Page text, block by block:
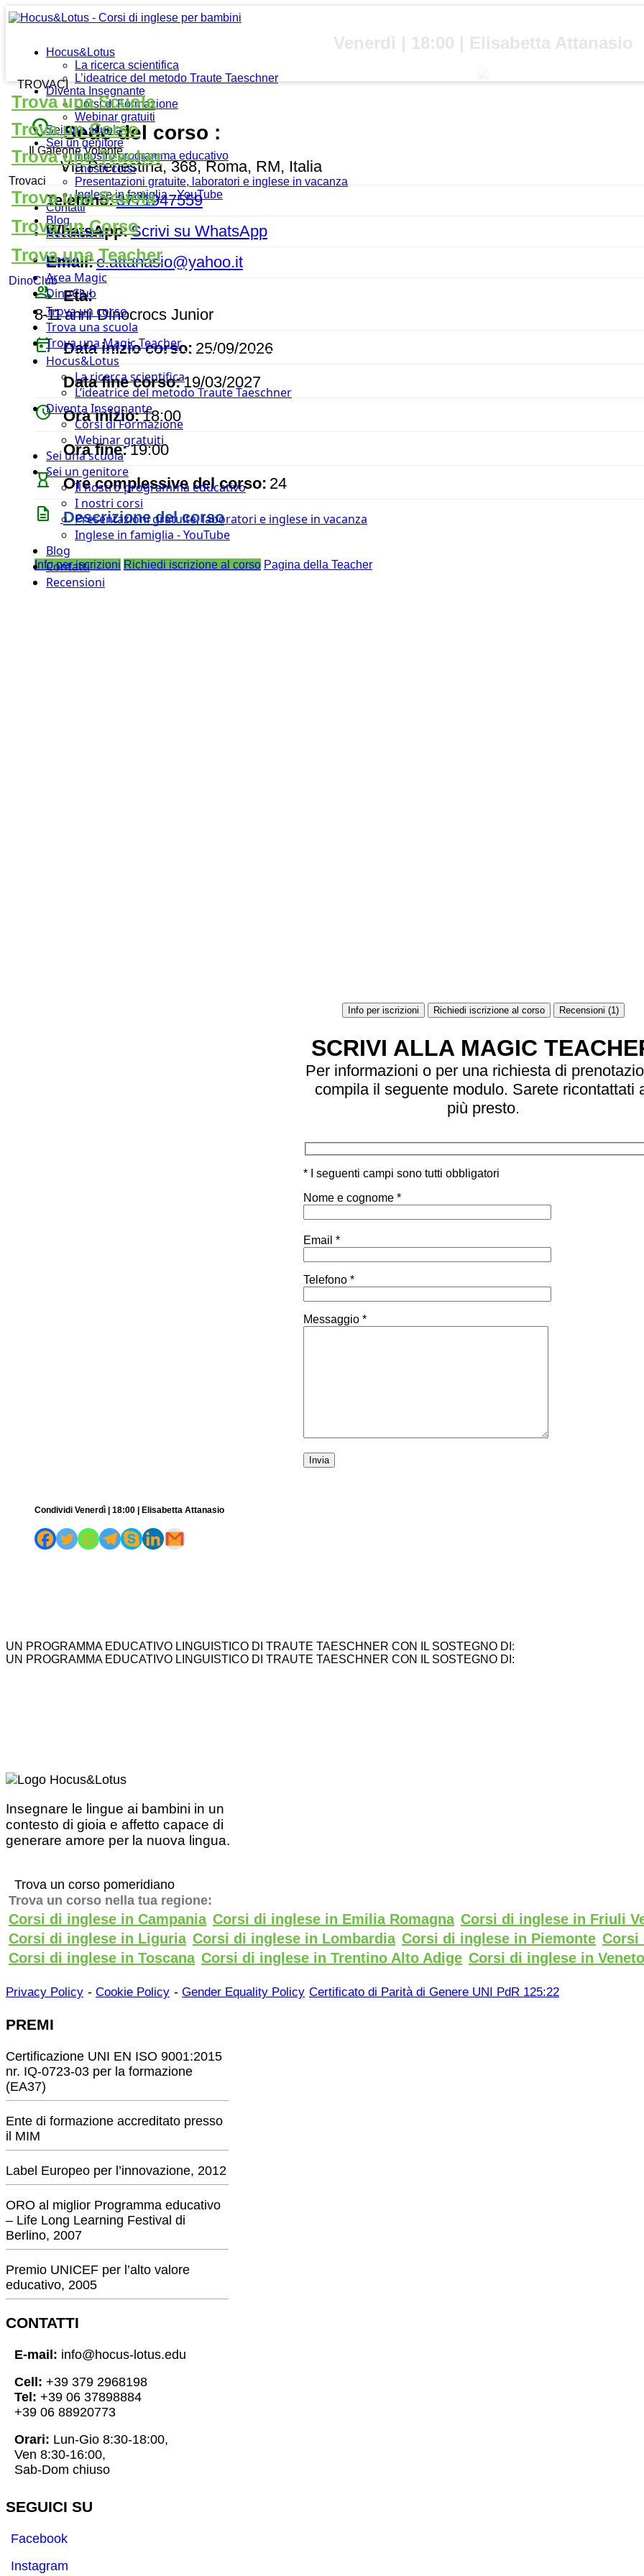
Hocus&Lotus
La ricerca scientifica
L’ideatrice del metodo Traute Taeschner
Diventa Insegnante
Corsi di Formazione
Webinar gratuiti
Sei una scuola
Sei un genitore
Il nostro programma educativo
I nostri corsi
Presentazioni gratuite, laboratori e inglese in vacanza
Inglese in famiglia - YouTube
Contatti
Blog
Recensioni
Home
Area Magic
DinoClub
Trova un corso
Trova una scuola
Trova una Magic Teacher
Hocus&Lotus
La ricerca scientifica
L’ideatrice del metodo Traute Taeschner
Diventa Insegnante
Corsi di Formazione
Webinar gratuiti
Sei una scuola
Sei un genitore
Il nostro programma educativo
I nostri corsi
Presentazioni gratuite, laboratori e inglese in vacanza
Inglese in famiglia - YouTube
Blog
Contatti
Recensioni
TROVACI
Trova una Scuola
Trova un Corso
Trova una Teacher
Trovaci
Trova una Scuola
Trova un Corso
Trova una Teacher
DinoClub
Venerdì | 18:00 | Elisabetta Attanasio
place Sede del corso :
Il Galeone Volante
Via Prenestina, 368, Roma, RM, Italia
Telefono:3771947559
WhatsApp:Scrivi su WhatsApp
Email:e.attanasio@yahoo.it
people_outline
Età:
8-11 anni Dinocrocs Junior
today Data inizio corso: 25/09/2026
Data fine corso:19/03/2027
watch_later Ora inizio:18:00
timer Ora fine:19:00
hourglass_empty Ore complessive del corso: 24
description Descrizione del corso
Info per iscrizioni Richiedi iscrizione al corso Pagina della Teacher
Info per iscrizioni Richiedi iscrizione al corso Recensioni (1)
SCRIVI ALLA MAGIC
Per informazioni o per una richiesta di
compila il seguente modulo. Sarete ricontattati
più presto.
* I seguenti campi sono tutti obbligatori
Nome e cognome *
Email *
Telefono *
Messaggio *
Condividi Venerdì | 18:00 | Elisabetta Attanasio
UN PROGRAMMA EDUCATIVO LINGUISTICO DI TRAUTE TAESCHNER CON IL SOSTEGNO DI:
UN PROGRAMMA EDUCATIVO LINGUISTICO DI TRAUTE TAESCHNER CON IL SOSTEGNO DI:
Insegnare le lingue ai bambini in un
contesto di gioia e affetto capace di
generare amore per la nuova lingua.
Trova un corso pomeridiano
Trova un corso nella tua regione:
Corsi di inglese in Campania Corsi di inglese in Emilia Romagna Corsi di inglese in Friuli
Corsi di inglese in Liguria Corsi di inglese in Lombardia Corsi di inglese in Piemonte Corsi
Corsi di inglese in Toscana Corsi di inglese in Trentino Alto Adige Corsi di inglese in Veneto
Privacy Policy - Cookie Policy - Gender Equality Policy Certificato di Parità di Genere UNI PdR 125:22
PREMI
Certificazione UNI EN ISO 9001:2015
nr. IQ-0723-03 per la formazione
(EA37)
Ente di formazione accreditato presso
il MIM
Label Europeo per l’innovazione, 2012
ORO al miglior Programma educativo
– Life Long Learning Festival di
Berlino, 2007
Premio UNICEF per l’alto valore
educativo, 2005
CONTATTI
E-mail: info@hocus-lotus.edu
Cell: +39 379 2968198
Tel: +39 06 37898884
+39 06 88920773
Orari: Lun-Gio 8:30-18:00,
Ven 8:30-16:00,
Sab-Dom chiuso
SEGUICI SU
Facebook
Instagram